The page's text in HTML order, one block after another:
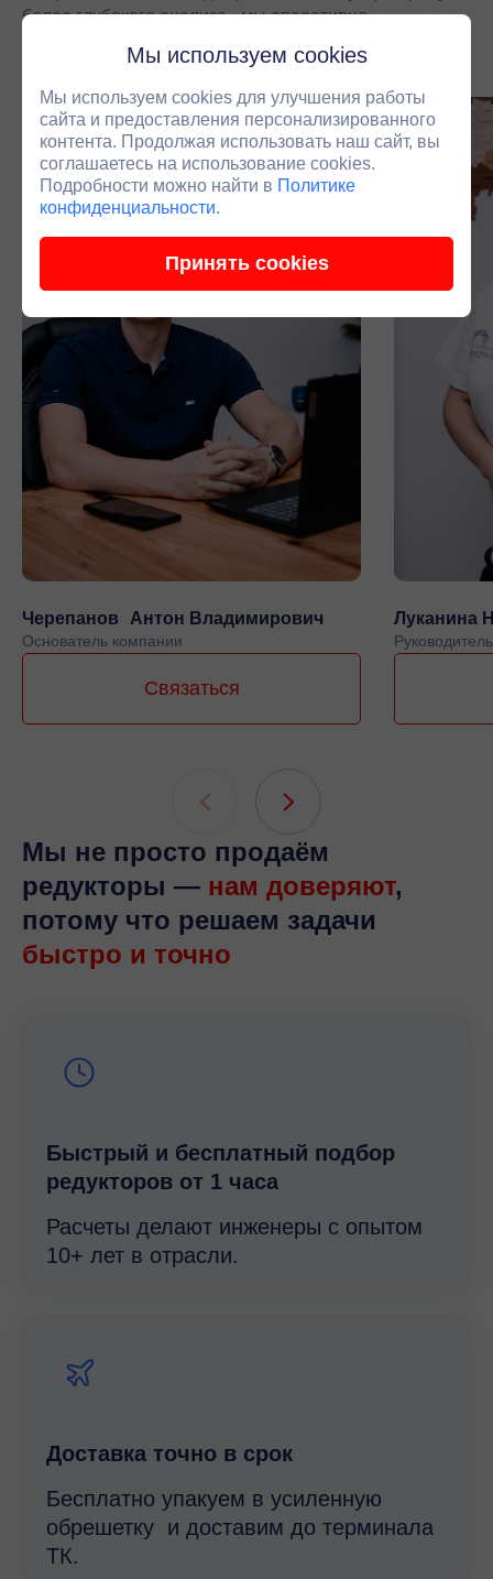
более глубокого анализа - мы оперативно
Черепанов Антон Владимирович
Основатель компании
Связаться
Луканина
Мы не просто продаём
редукторы — нам доверяют,
потому что решаем задачи
быстро и точно
Быстрый и беcплатный подбор
редукторов от 1 часа
Расчеты делают инженеры с опытом
10+ лет в отрасли.
Доставка точно в срок
Бесплатно упакуем в усиленную
обрешетку и доставим до терминала
ТК.
Мы используем cookies
Мы используем cookies для улучшения работы
сайта и предоставления персонализированного
контента. Продолжая использовать наш сайт, вы
соглашаетесь на использование cookies.
Подробности можно найти в Политике
конфиденциальности.
Принять cookies